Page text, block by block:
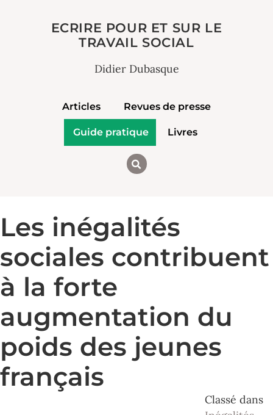
ECRIRE POUR ET SUR LE
TRAVAIL SOCIAL
Didier Dubasque
Articles Revues de presse
Guide pratique Livres
Les inégalités
sociales contribuent
à la forte
augmentation du
poids des jeunes
français
Classé dans